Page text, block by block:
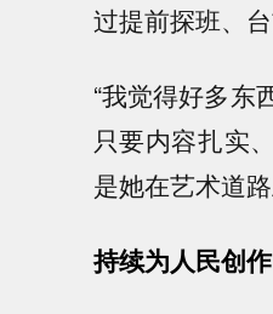
过提前探班、
“我觉得好多东
只要内容扎实
是她在艺术道路
持续为人民创作